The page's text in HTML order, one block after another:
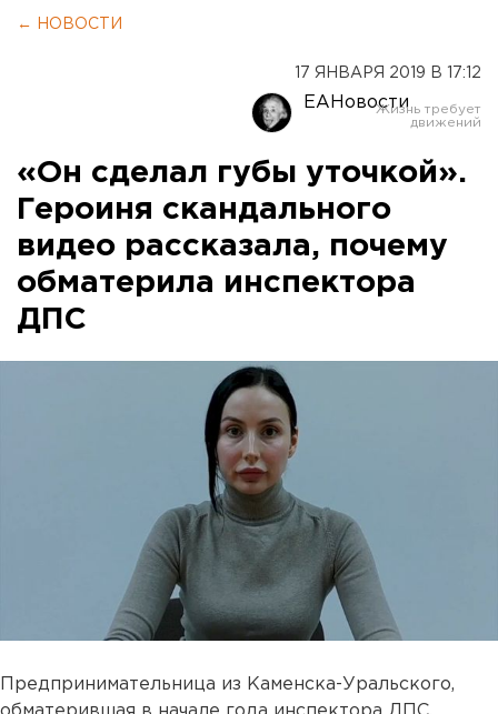
← НОВОСТИ
17 ЯНВАРЯ 2019 В 17:12
ЕАНовости
«Он сделал губы уточкой».
Героиня скандального
видео рассказала, почему
обматерила инспектора
ДПС
Предпринимательница из Каменска-Уральского,